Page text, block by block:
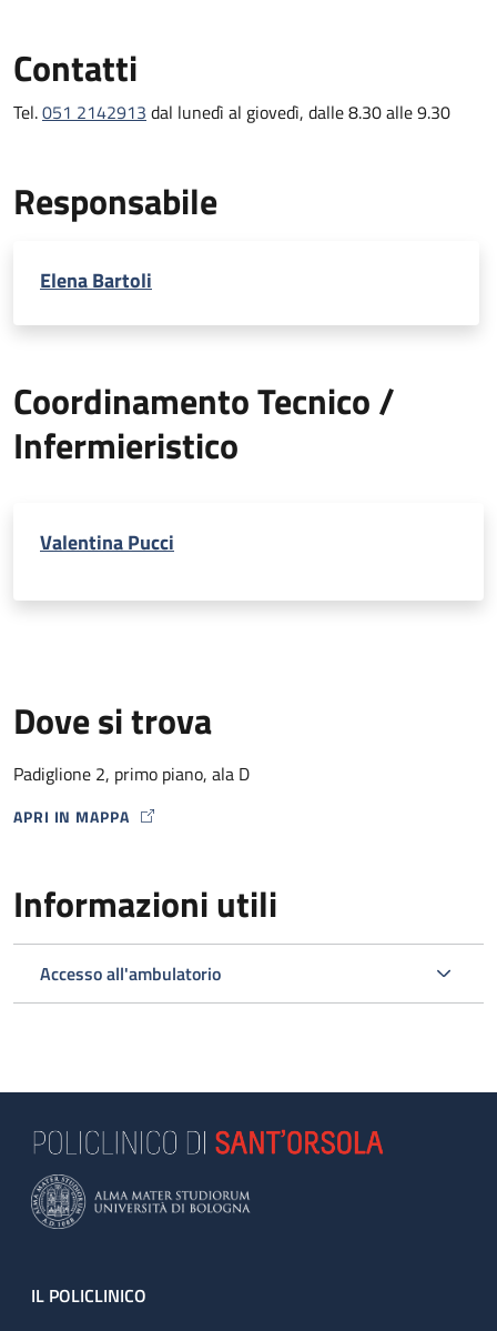
Contatti
Tel.051 2142913 dal lunedì al giovedì, dalle 8.30 alle 9.30
Responsabile
Elena Bartoli
Coordinamento Tecnico /
Infermieristico
Valentina Pucci
Dove si trova
Padiglione 2, primo piano, ala D
APRI IN MAPPA
MAP ICON
Informazioni utili
Accesso all'ambulatorio
Footer
IL POLICLINICO